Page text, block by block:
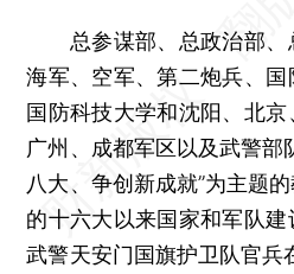
总参谋部、总政治部、
海军、空军、第二炮兵、国
国防科技大学和沈阳、北京
广州、成都军区以及武警部
八大、争创新成就”为主题
的十六大以来国家和军队建
武警天安门国旗护卫队官兵